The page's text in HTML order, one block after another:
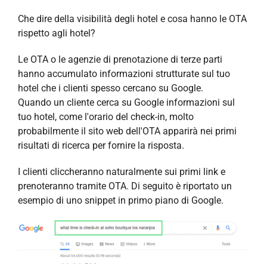
Che dire della visibilità degli hotel e cosa hanno le OTA
rispetto agli hotel?
Le OTA o le agenzie di prenotazione di terze parti
hanno accumulato informazioni strutturate sul tuo
hotel che i clienti spesso cercano su Google.
Quando un cliente cerca su Google informazioni sul
tuo hotel, come l'orario del check-in, molto
probabilmente il sito web dell'OTA apparirà nei primi
risultati di ricerca per fornire la risposta.
I clienti cliccheranno naturalmente sui primi link e
prenoteranno tramite OTA. Di seguito è riportato un
esempio di uno snippet in primo piano di Google.